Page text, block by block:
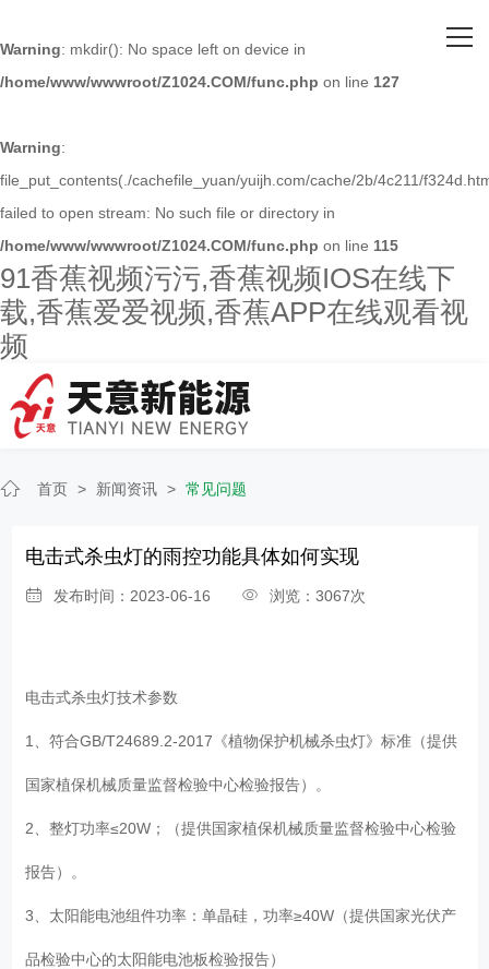
Warning: mkdir(): No space left on device in
/home/www/wwwroot/Z1024.COM/func.php on line 127
Warning:
file_put_contents(./cachefile_yuan/yuijh.com/cache/2b/4c211/
failed to open stream: No such file or directory in
/home/www/wwwroot/Z1024.COM/func.php on line 115
91香蕉视频污污,香蕉视频IOS在线下
载,香蕉爱爱视频,香蕉APP在线观看视
频
关于91香蕉视频污污
主营产品
人才招聘
新闻资讯
联系91香蕉视频污污
首页 > 新闻资讯 > 常见问题
电击式杀虫灯的雨控功能具体如何实现
发布时间：2023-06-16 浏览：3067次
电击式杀虫灯技术参数
1、符合GB/T24689.2-2017《植物保护机械杀虫灯》标准（提供
国家植保机械质量监督检验中心检验报告）。
2、整灯功率≤20W；（提供国家植保机械质量监督检验中心检验
报告）。
3、太阳能电池组件功率：单晶硅，功率≥40W（提供国家光伏产
品检验中心的太阳能电池板检验报告）